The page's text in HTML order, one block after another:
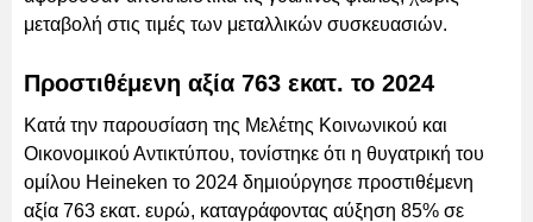
μεταβολή στις τιμές των μεταλλικών συσκευασιών.
Προστιθέμενη αξία 763 εκατ. το 2024
Κατά την παρουσίαση της Μελέτης Κοινωνικού και
Οικονομικού Αντικτύπου, τονίστηκε ότι η θυγατρική του
ομίλου Heineken το 2024 δημιούργησε προστιθέμενη
αξία 763 εκατ. ευρώ, καταγράφοντας αύξηση 85% σε